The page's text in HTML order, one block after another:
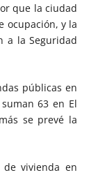
que la ciudad
ocupación, y la
a la Seguridad
públicas en
63 en El
se prevé la
vivienda en